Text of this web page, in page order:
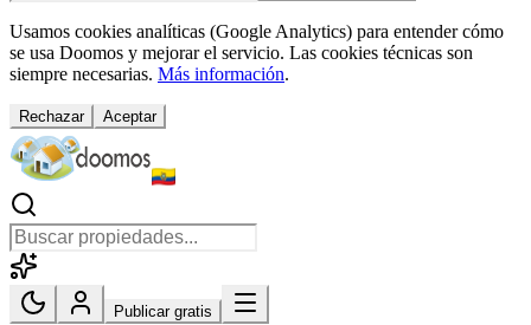
Usamos cookies analíticas (Google Analytics) para entender cómo
se usa Doomos y mejorar el servicio. Las cookies técnicas son
siempre necesarias. Más información.
Rechazar Aceptar
Publicar gratis